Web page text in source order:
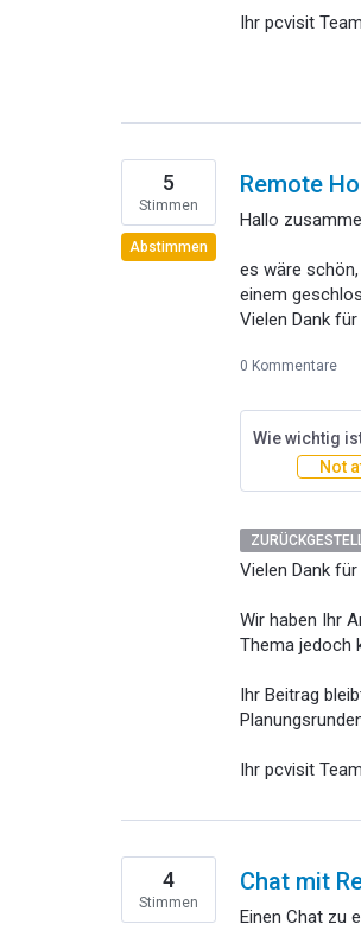
Ihr pcvisit Team
Remote
Hallo
es wäre
einem
Vielen Dank
5
Stimmen
Abstimmen
0 Kommentare
Wie wichtig
Not
Vielen Dank
Wir haben Ihr
Thema jedoch
Ihr Beitrag
Ihr pcvisit Team
Chat mit
Einen Chat zu
4
Stimmen